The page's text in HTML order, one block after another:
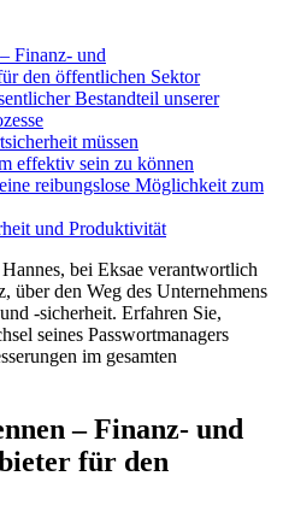
Finanz- und
den öffentlichen Sektor
Bestandteil unserer
müssen
effektiv sein zu können
reibungslose Möglichkeit zum
und Produktivität
bei Eksae verantwortlich
über den Weg des Unternehmens
-sicherheit. Erfahren Sie,
seines Passwortmanagers
im gesamten
– Finanz- und
für den